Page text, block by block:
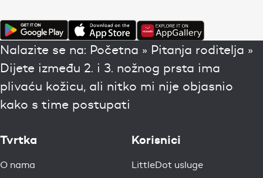
Nalazite se na: Početna » Pitanja roditelja »
Dijete između 2. i 3. nožnog prsta ima
plivaću kožicu, ali nitko mi nije objasnio
kako s time postupati
Tvrtka
O nama
Korisnici
LittleDot usluge